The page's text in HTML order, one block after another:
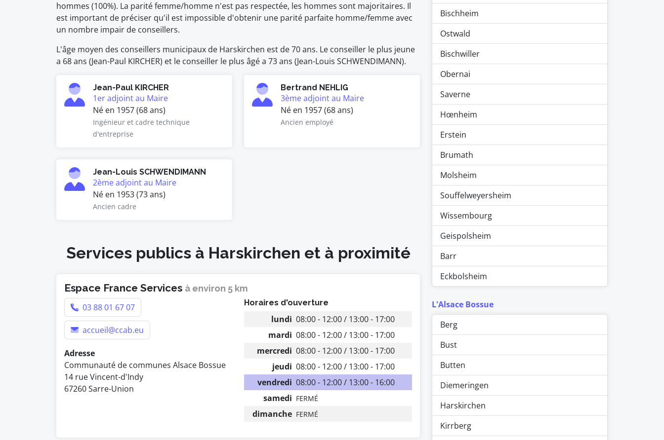
hommes (100%). La parité femme/homme n'est pas respectée, les hommes sont majoritaires. Il
est important de préciser qu'il est impossible d'obtenir une parité parfaite homme/femme avec
un nombre impair de conseillers.
L'âge moyen des conseillers municipaux de Harskirchen est de 70 ans. Le conseiller le plus jeune
a 68 ans (Jean-Paul KIRCHER) et le conseiller le plus âgé a 73 ans (Jean-Louis SCHWENDIMANN).
Jean-Paul KIRCHER
1er adjoint au Maire
Né en 1957 (68 ans)
Ingénieur et cadre technique
d'entreprise
Bertrand NEHLIG
3ème adjoint au Maire
Né en 1957 (68 ans)
Ancien employé
Jean-Louis SCHWENDIMANN
2ème adjoint au Maire
Né en 1953 (73 ans)
Ancien cadre
Services publics à Harskirchen et à proximité
Espace France Services à environ 5 km
03 88 01 67 07
accueil@ccab.eu
Adresse
Communauté de communes Alsace Bossue
14 rue Vincent-d'Indy
67260 Sarre-Union
Horaires d'ouverture
lundi 08:00 - 12:00 / 13:00 - 17:00
mardi 08:00 - 12:00 / 13:00 - 17:00
mercredi 08:00 - 12:00 / 13:00 - 17:00
jeudi 08:00 - 12:00 / 13:00 - 17:00
vendredi 08:00 - 12:00 / 13:00 - 16:00
samedi FERMÉ
dimanche FERMÉ
Bischheim
Ostwald
Bischwiller
Obernai
Saverne
Hœnheim
Erstein
Brumath
Molsheim
Souffelweyersheim
Wissembourg
Geispolsheim
Barr
Eckbolsheim
L'Alsace Bossue
Berg
Bust
Butten
Diemeringen
Harskirchen
Kirrberg